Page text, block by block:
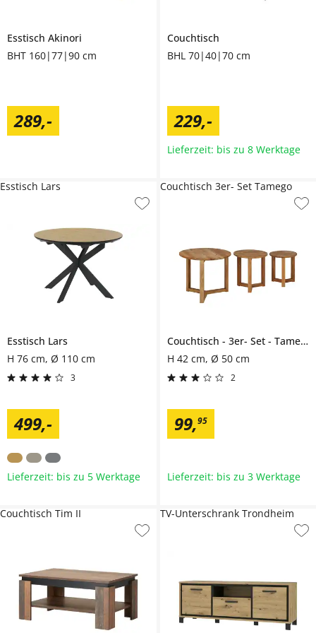
Esstisch Akinori
BHT 160|77|90 cm
289,-
Couchtisch
BHL 70|40|70 cm
229,-
Lieferzeit: bis zu 8 Werktage
Esstisch Lars
H 76 cm, Ø 110 cm
3
499,-
Esstisch Lars
Lieferzeit: bis zu 5 Werktage
Couchtisch 3er- Set
Tamego
H 42 cm, Ø 50 cm
2
99,95
Couchtisch 3er- Set Tamego
Lieferzeit: bis zu 3 Werktage
Couchtisch Tim II TV-Unterschrank Trondheim